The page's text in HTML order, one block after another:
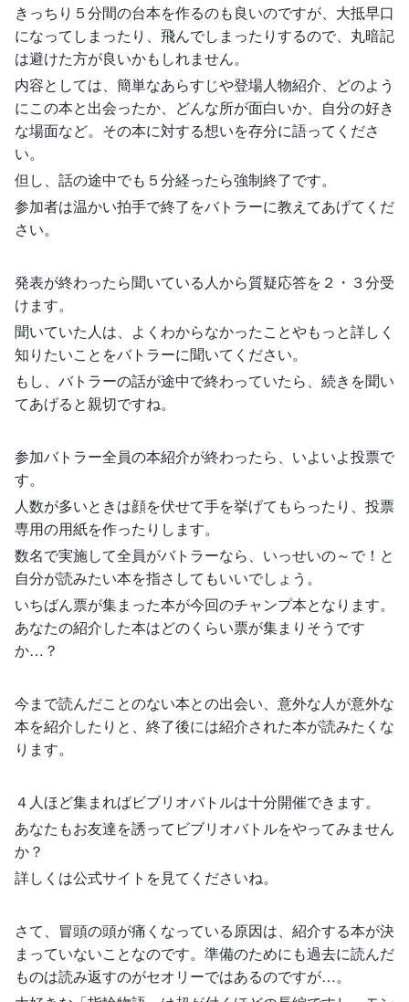
きっちり５分間の台本を作るのも良いのですが、大抵早口
になってしまったり、飛んでしまったりするので、丸暗記
は避けた方が良いかもしれません。
内容としては、簡単なあらすじや登場人物紹介、どのよう
にこの本と出会ったか、どんな所が面白いか、自分の好き
な場面など。その本に対する想いを存分に語ってくださ
い。
但し、話の途中でも５分経ったら強制終了です。
参加者は温かい拍手で終了をバトラーに教えてあげてくだ
さい。
発表が終わったら聞いている人から質疑応答を２・３分受
けます。
聞いていた人は、よくわからなかったことやもっと詳しく
知りたいことをバトラーに聞いてください。
もし、バトラーの話が途中で終わっていたら、続きを聞い
てあげると親切ですね。
参加バトラー全員の本紹介が終わったら、いよいよ投票で
す。
人数が多いときは顔を伏せて手を挙げてもらったり、投票
専用の用紙を作ったりします。
数名で実施して全員がバトラーなら、いっせいの～で！と
自分が読みたい本を指さしてもいいでしょう。
いちばん票が集まった本が今回のチャンプ本となります。
あなたの紹介した本はどのくらい票が集まりそうです
か…？
今まで読んだことのない本との出会い、意外な人が意外な
本を紹介したりと、終了後には紹介された本が読みたくな
ります。
４人ほど集まればビブリオバトルは十分開催できます。
あなたもお友達を誘ってビブリオバトルをやってみません
か？
詳しくは公式サイトを見てくださいね。
さて、冒頭の頭が痛くなっている原因は、紹介する本が決
まっていないことなのです。準備のためにも過去に読んだ
ものは読み返すのがセオリーではあるのですが…。